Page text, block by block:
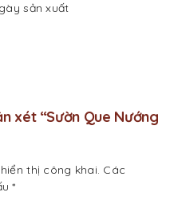
sản xuất
xét “Sườn Que Nướng
thị công khai. Các
*